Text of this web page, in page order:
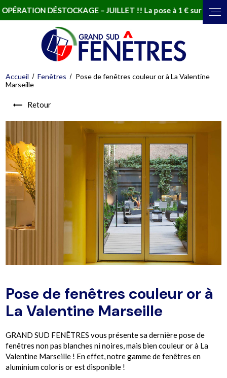
DÉSTOCKAGE – JUILLET !! La pose à 1 € sur une
Accueil Fenêtres
Pose de fenêtres couleur or à La Valentine
Marseille
Retour
Pose de fenêtres couleur or à
La Valentine Marseille
GRAND SUD FENÊTRES vous présente sa dernière pose de
fenêtres non pas blanches ni noires, mais bien couleur or à La
Valentine Marseille ! En effet, notre gamme de fenêtres en
aluminium coloris or est disponible !